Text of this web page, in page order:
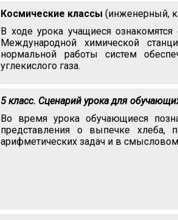
Космические классы (инженерный,
В ходе урока учащиеся
Международной химической
нормальной работы систем
углекислого газа.
5 класс. Сценарий урока для
Во время урока обучающиеся
представления о выпечке хлеба,
арифметических задач и в смысловом